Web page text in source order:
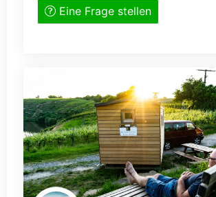
Eine Frage stellen